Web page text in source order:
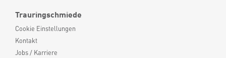
Trauringschmiede
Cookie Einstellungen
Kontakt
Jobs / Karriere